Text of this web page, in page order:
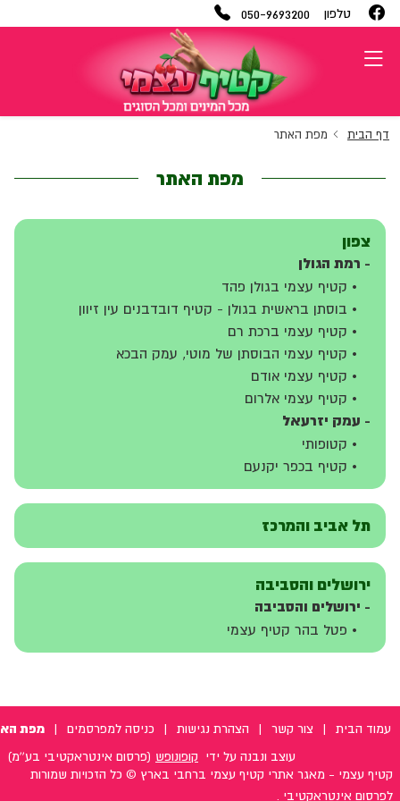
טלפון 050-9693200
דף הבית מפת האתר
מפת האתר
צפון
- רמת הגולן
• קטיף עצמי בגולן פהד
• בוסתן בראשית בגולן - קטיף דובדבנים עין זיוון
• קטיף עצמי ברכת רם
• קטיף עצמי הבוסתן של מוטי, עמק הבכא
• קטיף עצמי אודם
• קטיף עצמי אלרום
- עמק יזרעאל
• קטופותי
• קטיף בכפר יקנעם
תל אביב והמרכז
ירושלים והסביבה
- ירושלים והסביבה
• פטל בהר קטיף עצמי
עמוד הבית | צור קשר | הצהרת נגישות | כניסה למפרסמים | מפת
עוצב ונבנה על ידי קופונופש (פרסום אינטראקטיבי בע''מ)
קטיף עצמי - מאגר אתרי קטיף עצמי ברחבי בארץ © כל הזכויות שמורות
לפרסום אינטראקטיבי .